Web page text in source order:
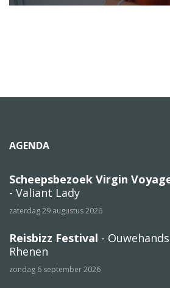
AGENDA
Scheepsbezoek Virgin
- Valiant Lady
zaterdag 29 augustus 2026
Reisbizz Festival -
Rhenen
zondag 6 september 2026